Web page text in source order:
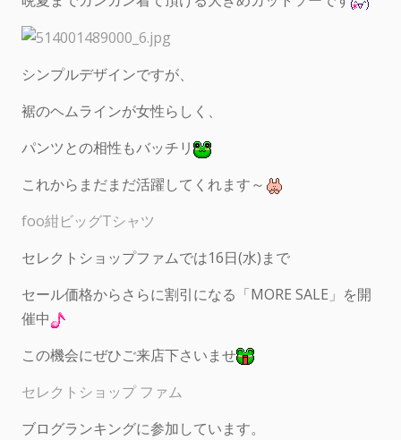
シンプルデザインですが、
裾のヘムラインが女性らしく、
パンツとの相性もバッチリ
これからまだまだ活躍してくれます～
foo紺ビッグTシャツ
セレクトショップファムでは16日(水)まで
セール価格からさらに割引になる「MORE SALE」を開
催中
この機会にぜひご来店下さいませ
セレクトショップ ファム
ブログランキングに参加しています。